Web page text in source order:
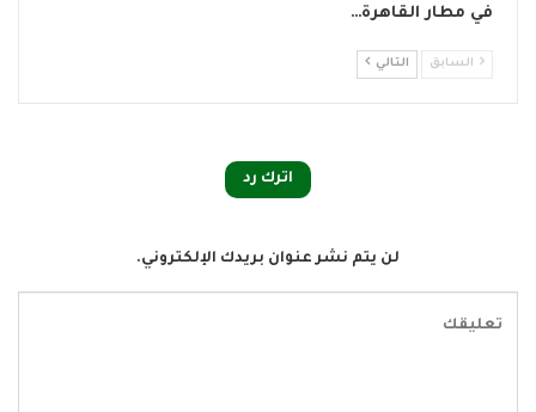
في مطار القاهرة…
السابق التالي
اترك رد
لن يتم نشر عنوان بريدك الإلكتروني.